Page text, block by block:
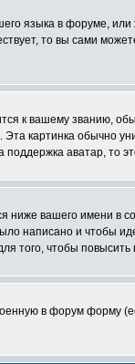
языка в форуме,
то вы сами
к вашему званию,
картинка обычно
аватар, то
вашего имени в
написано и
того, чтобы
в форум